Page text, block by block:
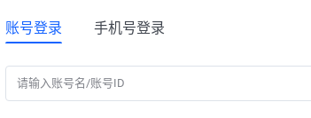
账号登录 手机号登录